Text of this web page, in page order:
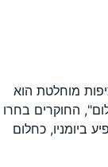
מוחלטת הוא
החוקרים בחרו
ביומניו, כחלום